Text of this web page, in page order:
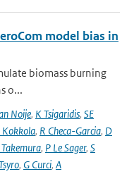
model bias in
biomass burning
o...
Noije, K Tsigaridis, SE
Kokkola, R Checa-Garcia, D
, P Le Sager, S
, G Curci, A